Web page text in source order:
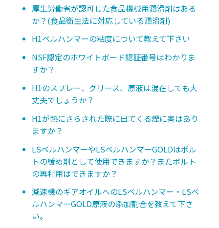
厚生労働省が認可した食品機械用潤滑剤はある
か？(食品衛生法に対応している潤滑剤)
H1ベルハンマーの粘度について教えて下さい
NSF認定のホワイトボード認証番号はわかりま
すか？
H1のスプレー、グリース、原液は混在しても大
丈夫でしょうか？
H1が熱にさらされた際に出てくる煙に害はあり
ますか？
LSベルハンマーやLSベルハンマーGOLDはボル
トの緩め剤として使用できますか？またボルト
の再利用はできますか？
減速機のギアオイルへのLSベルハンマー・LSベ
ルハンマーGOLD原液の添加割合を教えて下さ
い。